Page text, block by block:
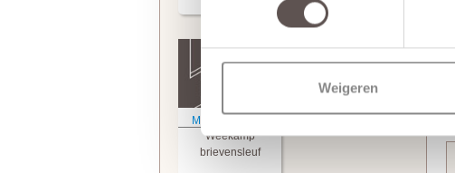
Weigeren
Meer informatie
Weekamp
brievensleuf